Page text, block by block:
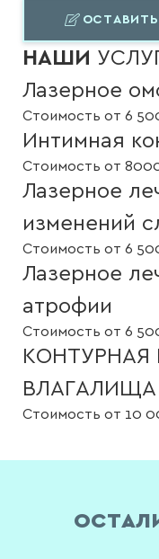
НАШИ
Лазерное
Стоимость от 6
Интимная
Стоимость от
Лазерное
изменений
Стоимость от 6
Лазерное
атрофии
Стоимость от 6
КОНТУРНАЯ
ВЛАГАЛИЩА
Стоимость от 10